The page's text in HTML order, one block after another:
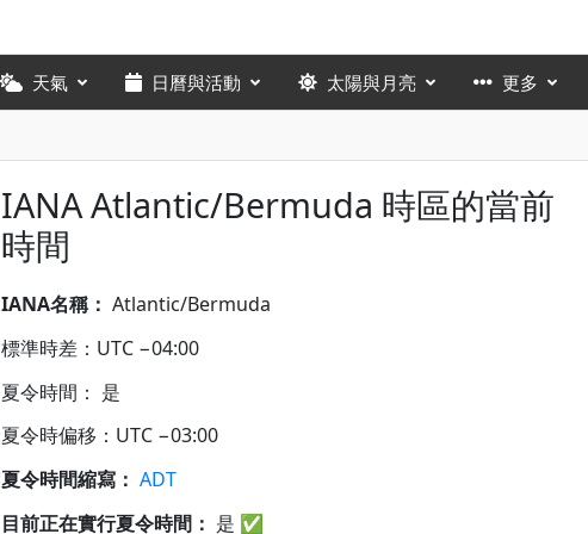
天氣 日曆與活動 太陽與月亮 更多
IANA Atlantic/Bermuda 時區的當前
時間
IANA名稱： Atlantic/Bermuda
標準時差：UTC −04:00
夏令時間： 是
夏令時偏移：UTC −03:00
夏令時間縮寫： ADT
目前正在實行夏令時間： 是 ✅